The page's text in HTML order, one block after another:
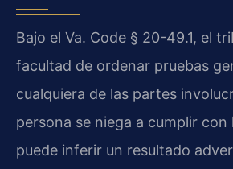
Bajo el Va. Code § 20-49.1, el
facultad de ordenar pruebas
cualquiera de las partes
persona se niega a cumplir con
puede inferir un resultado